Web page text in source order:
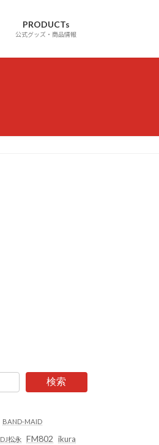
PRODUCTs
公式グッズ・商品情報
検索
BAND-MAID
DJ松永 FM802 ikura